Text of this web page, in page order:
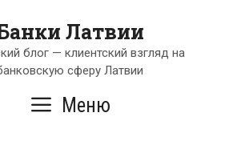
Латвии
блог — клиентский взгляд на
сферу Латвии
Меню